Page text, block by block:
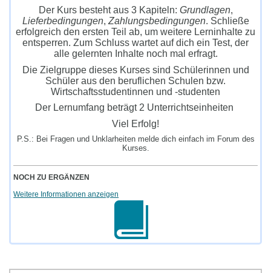
Der Kurs besteht aus 3 Kapiteln: Grundlagen,
Lieferbedingungen, Zahlungsbedingungen. Schließe
erfolgreich den ersten Teil ab, um weitere Lerninhalte zu
entsperren. Zum Schluss wartet auf dich ein Test, der
alle gelernten Inhalte noch mal erfragt.
Die Zielgruppe dieses Kurses sind Schülerinnen und
Schüler aus den beruflichen Schulen bzw.
Wirtschaftsstudentinnen und -studenten
Der Lernumfang beträgt 2 Unterrichtseinheiten
Viel Erfolg!
P.S.: Bei Fragen und Unklarheiten melde dich einfach im Forum des
Kurses.
NOCH ZU ERGÄNZEN
Weitere Informationen anzeigen